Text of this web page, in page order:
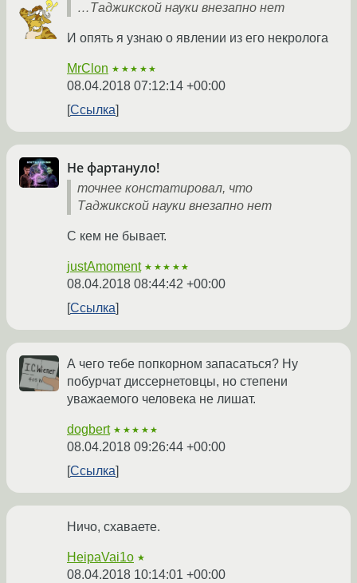
…Таджикской науки внезапно нет
И опять я узнаю о явлении из его некролога
MrClon ★★★★★
08.04.2018 07:12:14 +00:00
Ссылка
Не фартануло!
точнее констатировал, что
Таджикской науки внезапно нет
С кем не бывает.
justAmoment ★★★★★
08.04.2018 08:44:42 +00:00
Ссылка
А чего тебе попкорном запасаться? Ну
побурчат диссернетовцы, но степени
уважаемого человека не лишат.
dogbert ★★★★★
08.04.2018 09:26:44 +00:00
Ссылка
Ничо, схаваете.
HeipaVai1o ★
08.04.2018 10:14:01 +00:00